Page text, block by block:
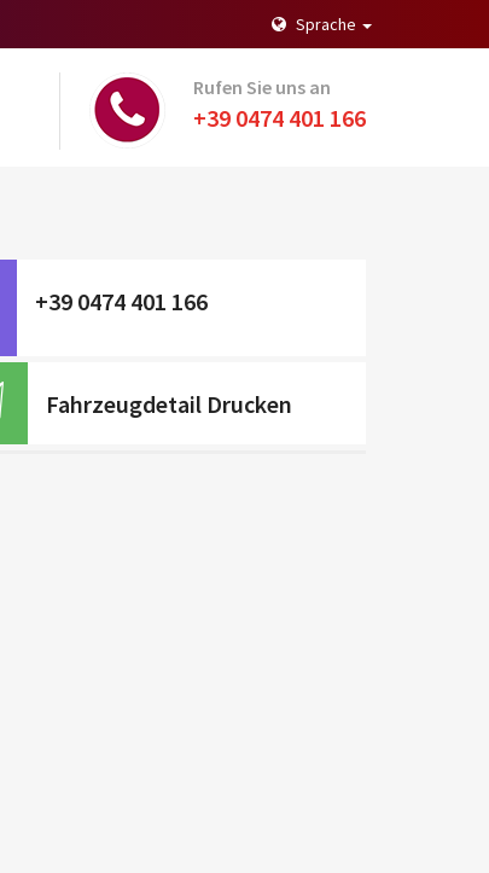
Sprache
Rufen Sie uns an
+39 0474 401 166
+39 0474 401 166
Fahrzeugdetail Drucken